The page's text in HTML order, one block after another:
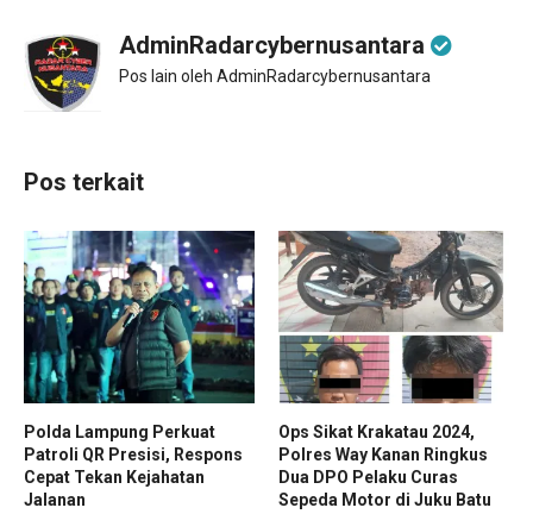
AdminRadarcybernusantara
Pos lain oleh AdminRadarcybernusantara
Pos terkait
Polda Lampung Perkuat
Patroli QR Presisi, Respons
Cepat Tekan Kejahatan
Jalanan
Ops Sikat Krakatau 2024,
Polres Way Kanan Ringkus
Dua DPO Pelaku Curas
Sepeda Motor di Juku Batu